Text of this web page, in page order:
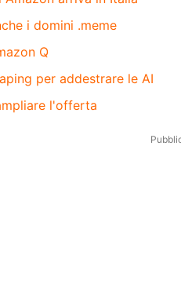
i domini .meme
Q
per addestrare le AI
l'offerta